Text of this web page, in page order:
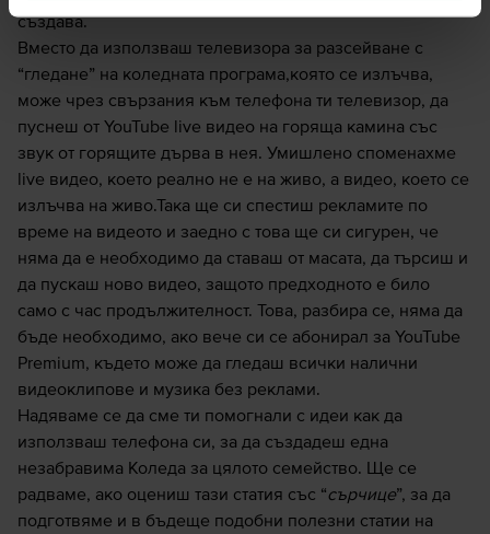
създава.
Вместо да използваш телевизора за разсейване с
“гледане” на коледната програма,която се излъчва,
може чрез свързания към телефона ти телевизор, да
пуснеш от YouTube live видео на горяща камина със
звук от горящите дърва в нея. Умишлено споменахме
live видео, което реално не е на живо, а видео, което се
излъчва на живо.Така ще си спестиш рекламите по
време на видеото и заедно с това ще си сигурен, че
няма да е необходимо да ставаш от масата, да търсиш и
да пускаш ново видео, защото предходното е било
само с час продължителност. Това, разбира се, няма да
бъде необходимо, ако вече си се абонирал за YouTube
Premium, където може да гледаш всички налични
видеоклипове и музика без реклами.
Надяваме се да сме ти помогнали с идеи как да
използваш телефона си, за да създадеш една
незабравима Коледа за цялото семейство. Ще се
радваме, ако оцениш тази статия със “сърчице”, за да
подготвяме и в бъдеще подобни полезни статии на